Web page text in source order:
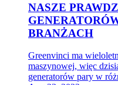
NASZE
BRANŻACH
Greenvinci ma
maszynowej, więc
generatorów pary w